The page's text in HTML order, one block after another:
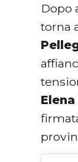
Dopo
torna